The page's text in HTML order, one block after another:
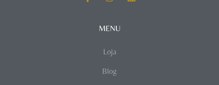
MENU
Loja
Blog